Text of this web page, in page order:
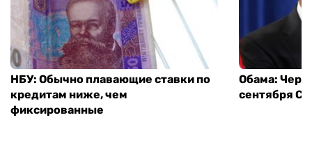
НБУ: Обычно плавающие ставки по
кредитам ниже, чем
фиксированные
Обама:
сентября